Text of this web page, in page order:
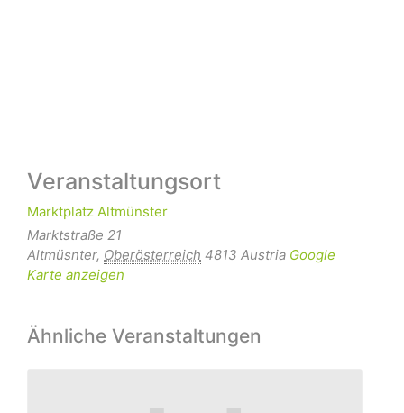
Veranstaltungsort
Marktplatz Altmünster
Marktstraße 21
Altmüsnter, Oberösterreich 4813 Austria Google
Karte anzeigen
Ähnliche Veranstaltungen